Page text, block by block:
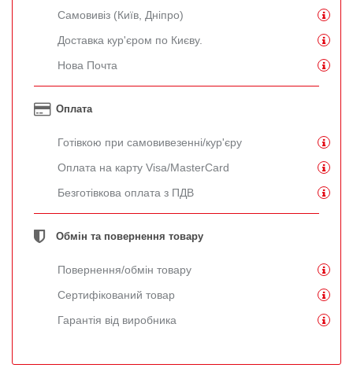
Самовивіз (Київ, Дніпро)
Доставка кур'єром по Києву.
Нова Почта
Оплата
Готівкою при самовивезенні/кур'єру
Оплата на карту Visa/MasterCard
Безготівкова оплата з ПДВ
Обмін та повернення товару
Повернення/обмін товару
Сертифікований товар
Гарантія від виробника